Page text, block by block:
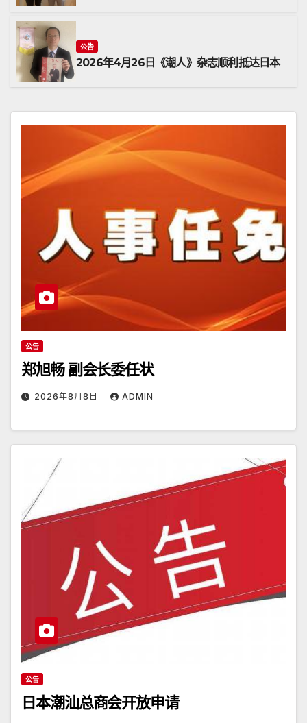
公告
2026年4月26日《潮人》杂志顺利抵达日本
公告
郑旭畅 副会长委任状
2026年8月8日 ADMIN
公告
日本潮汕总商会开放申请